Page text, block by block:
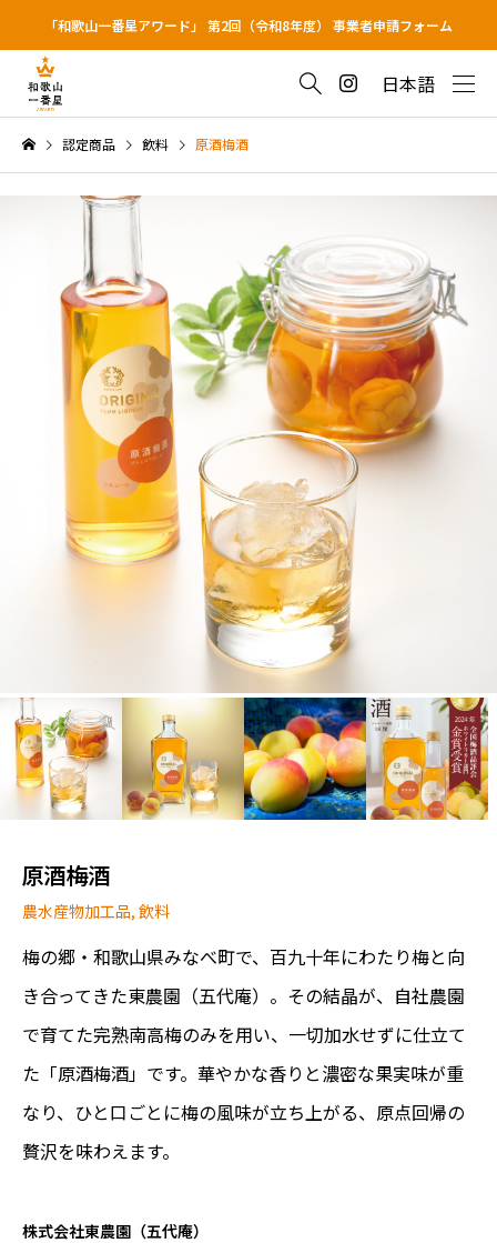
「和歌山一番星アワード」 第2回（令和8年度） 事業者申請フォーム
日本語
認定商品 飲料 原酒梅酒
原酒梅酒
農水産物加工品, 飲料
梅の郷・和歌山県みなべ町で、百九十年にわたり梅と向
き合ってきた東農園（五代庵）。その結晶が、自社農園
で育てた完熟南高梅のみを用い、一切加水せずに仕立て
た「原酒梅酒」です。華やかな香りと濃密な果実味が重
なり、ひと口ごとに梅の風味が立ち上がる、原点回帰の
贅沢を味わえます。
株式会社東農園（五代庵）